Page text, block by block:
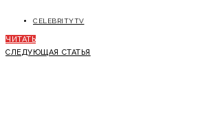
CELEBRITYTV
ЧИТАТЬ
СЛЕДУЮЩАЯ СТАТЬЯ